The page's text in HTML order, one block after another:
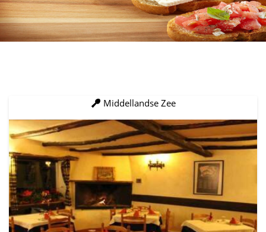
Middellandse Zee